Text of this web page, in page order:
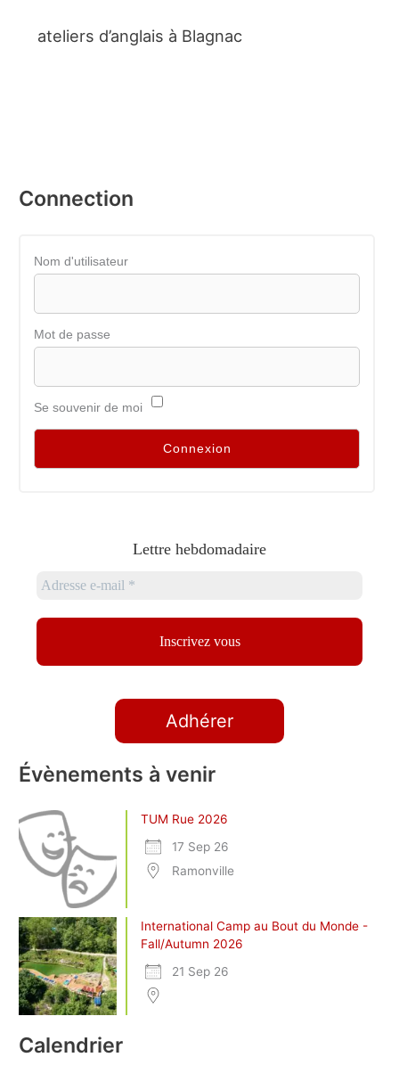
ateliers d’anglais à Blagnac
Connection
Nom d'utilisateur
Mot de passe
Se souvenir de moi
Lettre hebdomadaire
Adhérer
Évènements à venir
TUM Rue 2026
17 Sep 26
Ramonville
International Camp au Bout du Monde -
Fall/Autumn 2026
21 Sep 26
Calendrier